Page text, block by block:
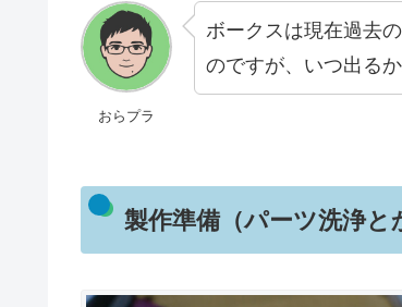
おらプラ
ボークスは現在過去
のですが、いつ出る
製作準備（パーツ洗浄と